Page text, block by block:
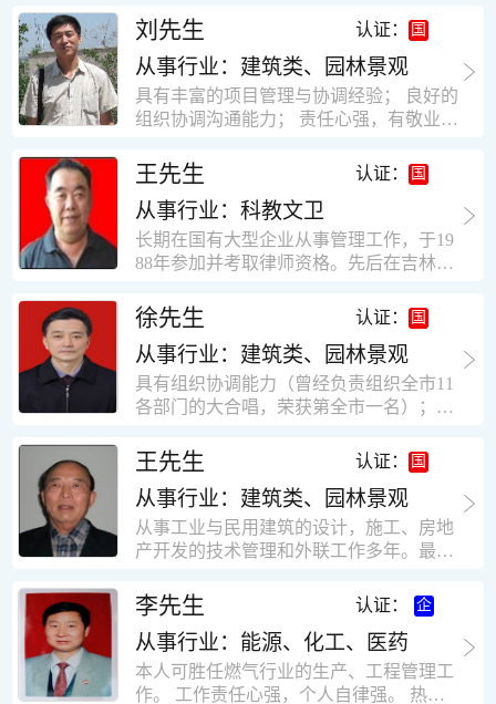
方。1987至1981988年爱聘于郑州市荥阳
第二建筑公司，任郑州市天然气公司基地
建设项目施工员。该项目有15层办公楼及
裙楼一栋8000平方。框架结构。住宅楼4
栋16000平方，6层砖混结构。1989年至19
术负责人，该项目为水泥生产线，该项目
有圆形连体熟料仓12，每个直径9米高41
米，砖混结构，皮带运输走廊一个，框架
结构长185米，高5.2米的框架结构。1991
年调入新乡市新营建筑公司历任：七里三
营乡刘庄火力发电厂项目经理，该项目有
平方装配式工业厂房，焦作市林果住宅小
区项目经理，该项目有住宅楼9栋6层砖混
结构，总建筑面积36000平方米。2004年
限公司专业监理工程师，广东重工监理有
限公司任专业监理工程师，监督的工程
有：广东东莞市花润雪花啤酒厂二期扩建
工程，该工程有钢结构工业厂房2栋，每
栋9000平方米。东莞市新世纪花苑，该工
场；一栋17层。2栋总面积32000平方米，
框架结构。南奥园金州商业步行街等工
程。30年的工作经验积累，使自己能适应
建筑行业的多种工作岗位。
识，能够合理高效的做好企业内部管理和
人员结构调整；具有大型工程及房地产公
司管理经验，以及公关的能力和商务谈判
能力。 ? 自认为是个有良好职业道德、有
责任心、有敬业精神，能承受巨大工作压
力的职业经理人！……
员、理事。高级工程师，执业药师，中国
药学会高级会员。享受国务院津贴专家。
丙戊酸镁缓释片及其制备工艺国家发明专
利人。
刘先生 认证：
从事行业：建筑类、园林景观
具有丰富的项目管理与协调经验； 良好的
组织协调沟通能力； 责任心强，有敬业创
闭路电视监控系统、防盗报警系统、门禁
一卡通系统、停车场管理系统、巡更系
统、远程抄表系统等相关系统主流产品，
有较强的售前技术支持能力，并具有较丰
富的设备调试经验； 能独立完成系统集成
建与扩充经验，并具备教育训练能力；
王先生 认证：
从事行业：科教文卫
长期在国有大型企业从事管理工作，于19
88年参加并考取律师资格。先后在吉林油
辽宁华夏律师事务所和辽宁鑫诺律师事务
所执业。王律师在数十年的执业经历中，
多次与美国、英国、香港、北京、深圳等
地的律师共同办理法律事务。 对民商事的
诉讼和非诉讼的合同纠纷、劳动纠纷、债
对刑事案件、仲裁案件都颇有造诣。尤其
擅长处理涉及公司管理、企业改制，资产
收购重组等法律业务。王律师有多篇学术
论文在省部级会议和刊物上发表。数十年
的执业经历中，王律师经办了数百起诉讼
和非诉讼案件，取得了较好的经济效益和
律师一贯的工作作风；法律第一和当事人
合法权益第一，忠诚和敬业是王福营律师
的永恒的追求。
徐先生 认证：
从事行业：建筑类、园林景观
具有组织协调能力（曾经负责组织全市11
各部门的大合唱，荣获第全市一名）；知
等领域）；实际工作能力强，且经验丰
富。
王先生 认证：
从事行业：建筑类、园林景观
从事工业与民用建筑的设计，施工、房地
产开发的技术管理和外联工作多年。最大
最高26层。基础理论和专业技术知识功底
深厚，能熟练从事复杂技术工程的设计与
计算工作，有丰富的大中型工程项目的施
工技术经验。知识广博，设计、施工、予
决算、资产评估等都有较深造诣。曾独立
李先生 认证：
从事行业：能源、化工、医药
本人可胜任燃气行业的生产、工程管理工
作。 工作责任心强，个人自律强。 热爱